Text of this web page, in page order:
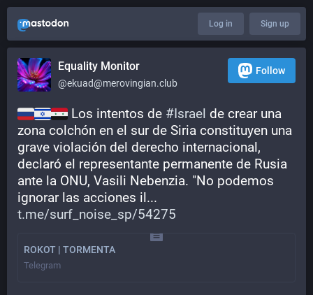
Log in Sign up
Equality Monitor
@ekuad@merovingian.club
Follow
Los intentos de #Israel de crear una
zona colchón en el sur de Siria constituyen una
grave violación del derecho internacional,
declaró el representante permanente de Rusia
ante la ONU, Vasili Nebenzia. "No podemos
ignorar las acciones il...
t.me/surf_noise_sp/54275
ROKOT | TORMENTA
Telegram